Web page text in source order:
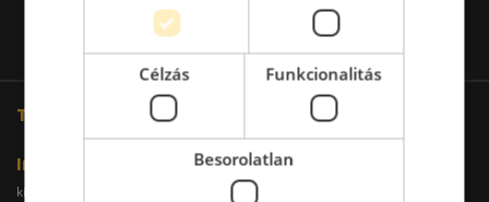
További oldalaink
Iroda
kiadoiroda.info
kiadoirodadebrecen.hu
Célzás Funkcionalitás
Besorolatlan